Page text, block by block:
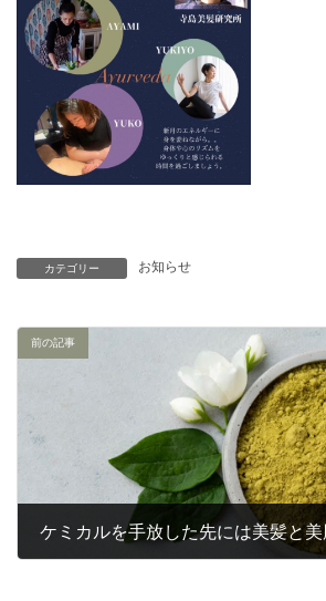
カテゴリー お知らせ
前の記事
ケミカルを手放した先には美髪と